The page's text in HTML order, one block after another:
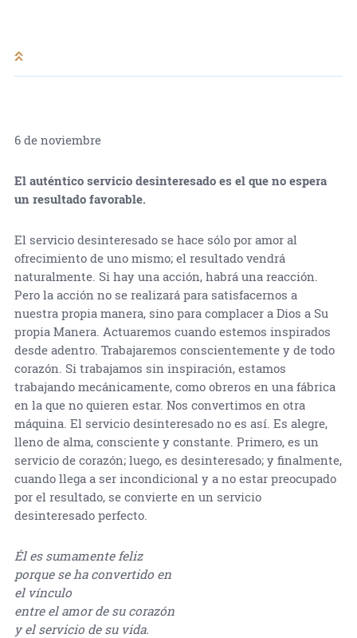
6 de noviembre
El auténtico servicio desinteresado es el que no espera
un resultado favorable.
El servicio desinteresado se hace sólo por amor al
ofrecimiento de uno mismo; el resultado vendrá
naturalmente. Si hay una acción, habrá una reacción.
Pero la acción no se realizará para satisfacernos a
nuestra propia manera, sino para complacer a Dios a Su
propia Manera. Actuaremos cuando estemos inspirados
desde adentro. Trabajaremos conscientemente y de todo
corazón. Si trabajamos sin inspiración, estamos
trabajando mecánicamente, como obreros en una fábrica
en la que no quieren estar. Nos convertimos en otra
máquina. El servicio desinteresado no es así. Es alegre,
lleno de alma, consciente y constante. Primero, es un
servicio de corazón; luego, es desinteresado; y finalmente,
cuando llega a ser incondicional y a no estar preocupado
por el resultado, se convierte en un servicio
desinteresado perfecto.
Él es sumamente feliz
porque se ha convertido en
el vínculo
entre el amor de su corazón
y el servicio de su vida.